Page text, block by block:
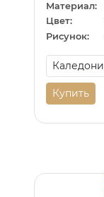
Материал:
Цвет:
Рисунок:
Купить